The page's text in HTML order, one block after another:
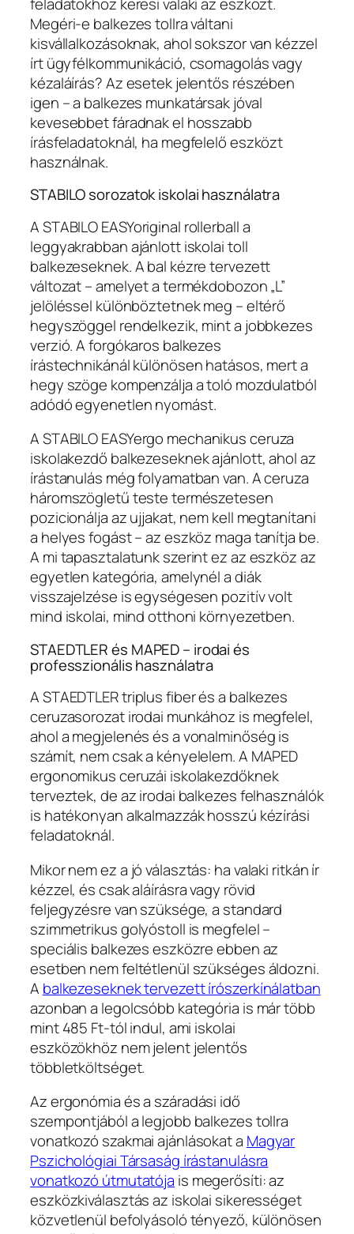
Megéri-e balkezes tollra váltani
kisvállalkozásoknak, ahol sokszor van kézzel
írt ügyfélkommunikáció, csomagolás vagy
kézaláírás? Az esetek jelentős részében
igen – a balkezes munkatársak jóval
kevesebbet fáradnak el hosszabb
írásfeladatoknál, ha megfelelő eszközt
használnak.
STABILO sorozatok iskolai használatra
A STABILO EASYoriginal rollerball a
leggyakrabban ajánlott iskolai toll
balkezeseknek. A bal kézre tervezett
változat – amelyet a termékdobozon „L”
jelöléssel különböztetnek meg – eltérő
hegyszöggel rendelkezik, mint a jobbkezes
verzió. A forgókaros balkezes
írástechnikánál különösen hatásos, mert a
hegy szöge kompenzálja a toló mozdulatból
adódó egyenetlen nyomást.
A STABILO EASYergo mechanikus ceruza
iskolakezdő balkezeseknek ajánlott, ahol az
írástanulás még folyamatban van. A ceruza
háromszögletű teste természetesen
pozicionálja az ujjakat, nem kell megtanítani
a helyes fogást – az eszköz maga tanítja be.
A mi tapasztalatunk szerint ez az eszköz az
egyetlen kategória, amelynél a diák
visszajelzése is egységesen pozitív volt
mind iskolai, mind otthoni környezetben.
STAEDTLER és MAPED – irodai és
professzionális használatra
A STAEDTLER triplus fiber és a balkezes
ceruzasorozat irodai munkához is megfelel,
ahol a megjelenés és a vonalminőség is
számít, nem csak a kényelelem. A MAPED
ergonomikus ceruzái iskolakezdőknek
terveztek, de az irodai balkezes felhasználók
is hatékonyan alkalmazzák hosszú kézírási
feladatoknál.
Mikor nem ez a jó választás: ha valaki ritkán ír
kézzel, és csak aláírásra vagy rövid
feljegyzésre van szüksége, a standard
szimmetrikus golyóstoll is megfelel –
speciális balkezes eszközre ebben az
esetben nem feltétlenül szükséges áldozni.
A balkezeseknek tervezett írószerkínálatban
azonban a legolcsóbb kategória is már több
mint 485 Ft-tól indul, ami iskolai
eszközökhöz nem jelent jelentős
többletköltséget.
Az ergonómia és a száradási idő
szempontjából a legjobb balkezes tollra
vonatkozó szakmai ajánlásokat a Magyar
Pszichológiai Társaság írástanulásra
vonatkozó útmutatója is megerősíti: az
eszközkiválasztás az iskolai sikerességet
közvetlenül befolyásoló tényező, különösen